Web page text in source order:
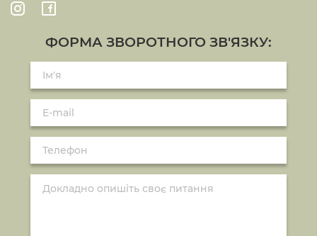
ФОРМА ЗВОРОТНОГО ЗВ'ЯЗКУ: